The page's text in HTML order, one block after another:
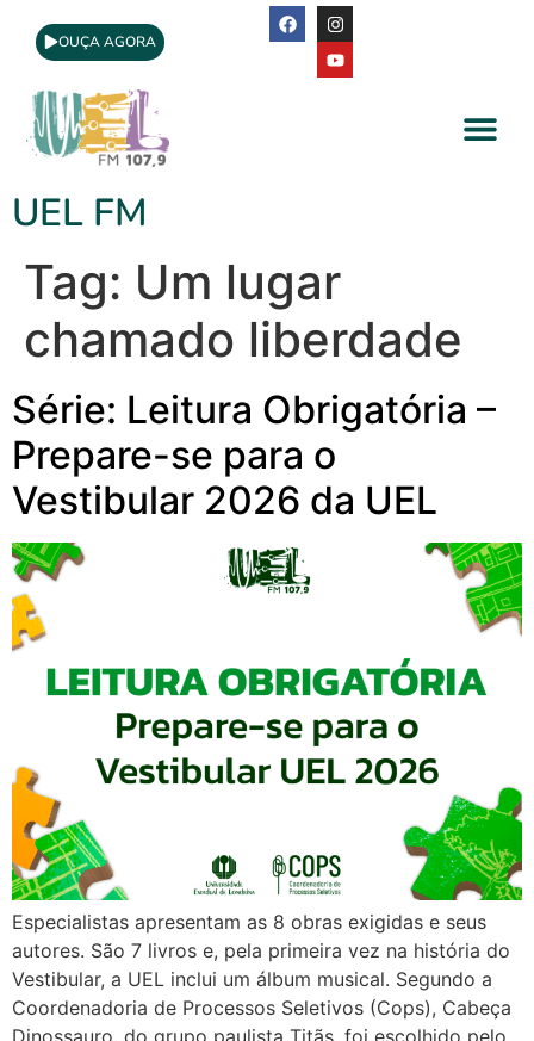
OUÇA AGORA
UEL FM
Tag: Um lugar
chamado liberdade
Série: Leitura Obrigatória –
Prepare-se para o
Vestibular 2026 da UEL
Especialistas apresentam as 8 obras exigidas e seus
autores. São 7 livros e, pela primeira vez na história do
Vestibular, a UEL inclui um álbum musical. Segundo a
Coordenadoria de Processos Seletivos (Cops), Cabeça